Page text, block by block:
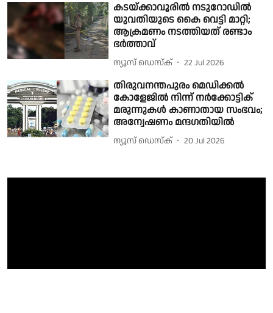
കടയ്ക്കാവൂരിൽ നടുറോഡിൽ
യുവതിയുടെ കൈ വെട്ടി മാറ്റി;
ആക്രമണം നടത്തിയത് രണ്ടാം
ഭർത്താവ്
ന്യൂസ് ഡെസ്ക് 22 Jul 2026
തിരുവനന്തപുരം മെഡിക്കൽ
കോളേജിൽ നിന്ന് നർക്കോട്ടിക്
മരുന്നുകൾ കാണാതായ സംഭവം;
അന്വേഷണം മന്ദഗതിയിൽ
ന്യൂസ് ഡെസ്ക് 20 Jul 2026